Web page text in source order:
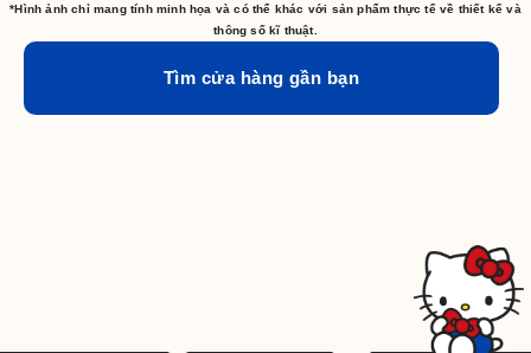
*Hình ảnh chỉ mang tính minh họa và có thể khác với sản phẩm thực tế về thiết kế và
thông số kĩ thuật.
Tìm cửa hàng gần bạn